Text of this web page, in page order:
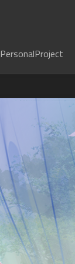
PersonalProject